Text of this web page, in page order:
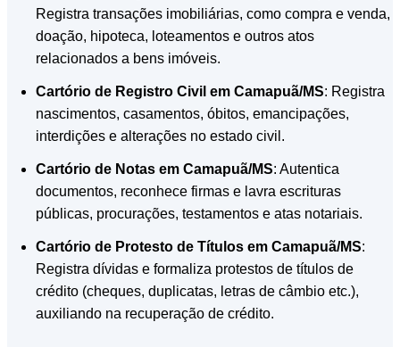
Registra transações imobiliárias, como compra e venda,
doação, hipoteca, loteamentos e outros atos
relacionados a bens imóveis.
Cartório de Registro Civil em Camapuã/MS: Registra
nascimentos, casamentos, óbitos, emancipações,
interdições e alterações no estado civil.
Cartório de Notas em Camapuã/MS: Autentica
documentos, reconhece firmas e lavra escrituras
públicas, procurações, testamentos e atas notariais.
Cartório de Protesto de Títulos em Camapuã/MS:
Registra dívidas e formaliza protestos de títulos de
crédito (cheques, duplicatas, letras de câmbio etc.),
auxiliando na recuperação de crédito.